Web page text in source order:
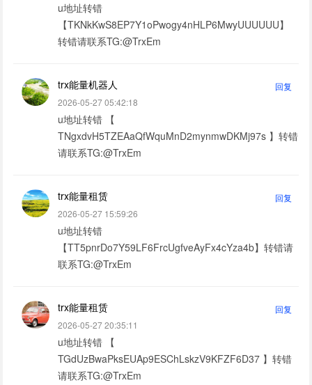
u地址转错
【TKNkKwS8EP7Y1oPwogy4nHLP6MwyUUUUUU】
转错请联系TG:@TrxEm
trx能量机器人
回复
2026-05-27 05:42:18
u地址转错 【
TNgxdvH5TZEAaQfWquMnD2mynmwDKMj97s 】转错
请联系TG:@TrxEm
trx能量租赁
回复
2026-05-27 15:59:26
u地址转错
【TT5pnrDo7Y59LF6FrcUgfveAyFx4cYza4b】转错请
联系TG:@TrxEm
trx能量租赁
回复
2026-05-27 20:35:11
u地址转错 【
TGdUzBwaPksEUAp9ESChLskzV9KFZF6D37 】转错
请联系TG:@TrxEm